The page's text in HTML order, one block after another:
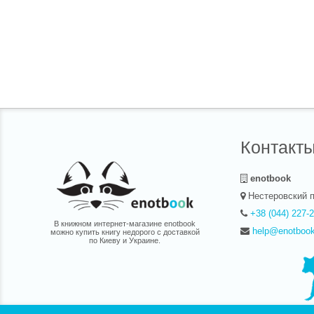
В книжном интернет-магазине enotbook
можно купить книгу недорого с доставкой
по Киеву и Украине.
enotbook
Нестеровский
+38 (044) 227-